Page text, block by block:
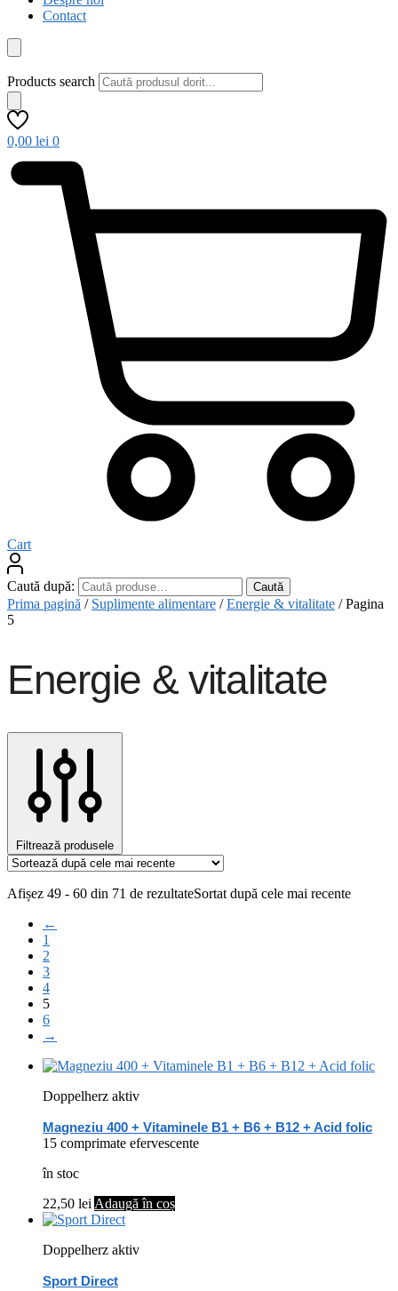
Contact
Products search
0,00 lei 0
Cart
Caută după: Caută
Prima pagină / Suplimente alimentare /Energie & vitalitate /Pagina
5
Energie & vitalitate
Filtrează produsele
Afișez 49 - 60 din 71 de rezultateSortat după cele mai recente
←
1
2
3
4
5
6
→
Doppelherz aktiv
Magneziu 400 + Vitaminele B1 + B6 + B12 + Acid folic
15 comprimate efervescente
în stoc
22,50 lei Adaugă în coș
Doppelherz aktiv
Sport Direct